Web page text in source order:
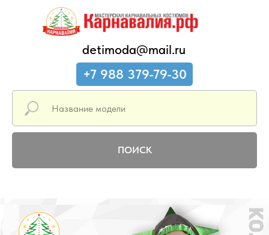
detimoda@mail.ru
+7 988 379-79-30
ПОИСК